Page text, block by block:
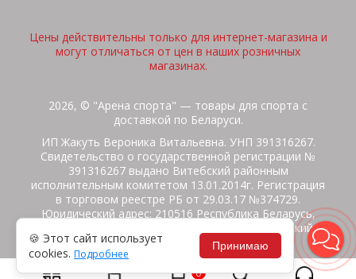
Цены действительны только для интернет-магазина и
могут отличаться от цен в наших розничных
магазинах.
2026, © "Арена спорта" — товары для спорта с
доставкой по Беларуси.
ИП Жакуть Вероника Витальевна. УНП 391316267.
Свидетельство о государственной регистрации №
391316267 выдано Витебский районным
исполнительным комитетом 13.01.2014г. Регистрация
в торговом реестре РБ от 29.03.17 №374729.
Юридический адрес: 210516 Республика Беларусь,
Витебская область, Витебский район, Бабиничский с/
с, аг.Ольгово, ул.Школьная
Потребителям на заметку
0
🍪 Этот сайт использует
cookies. Подробнее
Принимаю